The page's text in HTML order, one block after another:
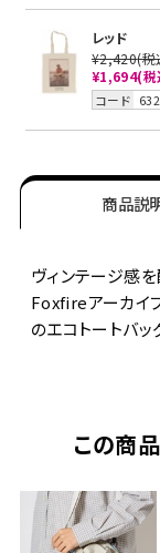
レッド
¥2,420(税
¥1,694(税
コード
商品説
ヴィンテージ感を
Foxfireアーカイ
のエコトートバッ
この商